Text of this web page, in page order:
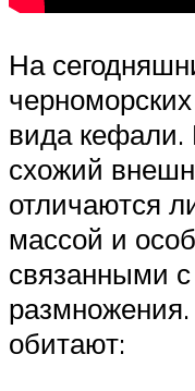
На
вида
схожий
отличаются
массой и
связанными
обитают: